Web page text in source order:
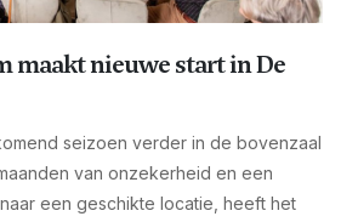
maakt nieuwe start in De
seizoen verder in de bovenzaal
van onzekerheid en een
een geschikte locatie, heeft het